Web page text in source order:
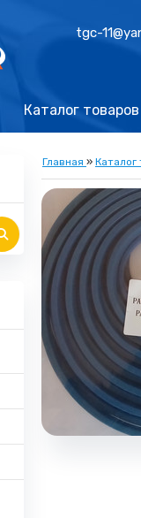
tgc-
Каталог товаров
Главная » Каталог